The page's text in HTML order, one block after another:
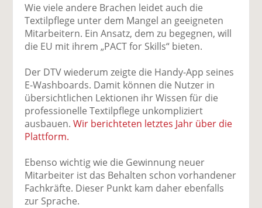
Wie viele andere Brachen leidet auch die
Textilpflege unter dem Mangel an geeigneten
Mitarbeitern. Ein Ansatz, dem zu begegnen, will
die EU mit ihrem „PACT for Skills“ bieten.
Der DTV wiederum zeigte die Handy-App seines
E-Washboards. Damit können die Nutzer in
übersichtlichen Lektionen ihr Wissen für die
professionelle Textilpflege unkompliziert
ausbauen.Wir berichteten letztes Jahr über die
Plattform.
Ebenso wichtig wie die Gewinnung neuer
Mitarbeiter ist das Behalten schon vorhandener
Fachkräfte. Dieser Punkt kam daher ebenfalls
zur Sprache.